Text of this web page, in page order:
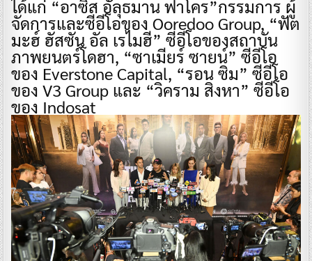
ได้แก่ “อาซิส อัลุธมาน ฟาโคร”กรรมการ ผู้
จัดการและซีอีโอของ Ooredoo Group, “ฟัต
มะฮ์ ฮัสซัน อัล เรไมฮี” ซีอีโอของสถาบัน
ภาพยนตร์โดฮา, “ซาเมียร์ ซายน์” ซีอีโอ
ของ Everstone Capital, “รอน ซิม” ซีอีโอ
ของ V3 Group และ “วิคราม สิงหา” ซีอีโอ
ของ Indosat